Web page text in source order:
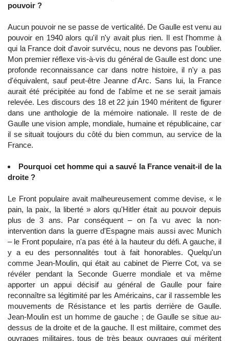
pouvoir ?
Aucun pouvoir ne se passe de verticalité. De Gaulle est venu au
pouvoir en 1940 alors qu'il n'y avait plus rien. Il est l'homme à
qui la France doit d'avoir survécu, nous ne devons pas l'oublier.
Mon premier réflexe vis-à-vis du général de Gaulle est donc une
profonde reconnaissance car dans notre histoire, il n'y a pas
d'équivalent, sauf peut-être Jeanne d'Arc. Sans lui, la France
aurait été précipitée au fond de l'abîme et ne se serait jamais
relevée. Les discours des 18 et 22 juin 1940 méritent de figurer
dans une anthologie de la mémoire nationale. Il reste de de
Gaulle une vision ample, mondiale, humaine et républicaine, car
il se situait toujours du côté du bien commun, au service de la
France.
Pourquoi cet homme qui a sauvé la France venait-il de la
droite ?
Le Front populaire avait malheureusement comme devise, « le
pain, la paix, la liberté » alors qu'Hitler était au pouvoir depuis
plus de 3 ans. Par conséquent – on l'a vu avec la non-
intervention dans la guerre d'Espagne mais aussi avec Munich
– le Front populaire, n'a pas été à la hauteur du défi. A gauche, il
y a eu des personnalités tout à fait honorables. Quelqu'un
comme Jean-Moulin, qui était au cabinet de Pierre Cot, va se
révéler pendant la Seconde Guerre mondiale et va même
apporter un appui décisif au général de Gaulle pour faire
reconnaître sa légitimité par les Américains, car il rassemble les
mouvements de Résistance et les partis derrière de Gaulle.
Jean-Moulin est un homme de gauche ; de Gaulle se situe au-
dessus de la droite et de la gauche. Il est militaire, commet des
ouvrages militaires, tous de très beaux ouvrages qui méritent